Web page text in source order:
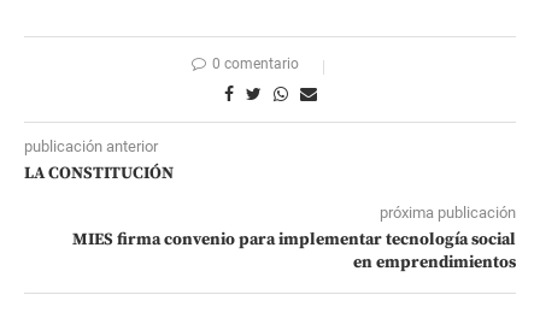
0 comentario
publicación anterior
LA CONSTITUCIÓN
próxima publicación
MIES firma convenio para implementar tecnología social
en emprendimientos